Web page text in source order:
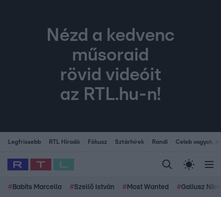
Nézd a kedvenc
műsoraid
rövid videóit
az RTL.hu-n!
Legfrissebb RTL Híradó Fókusz Sztárhírek Randi Celeb vagyok,
# Babits Marcella #Szellő István # Most Wanted #Gallusz